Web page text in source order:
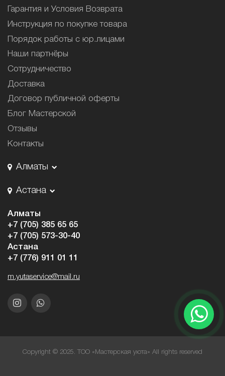
Гарантия и Условия Возврата
Инструкция по покупке товара
Порядок работы с юр.лицами
Наши партнёры
Сотрудничество
Доставка
Договор публичной оферты
Блог Мастерской
Отзывы
Контакты
Алматы
Астана
Алматы
+7 (705) 385 65 65
+7 (705) 573-30-40
Астана
+7 (776) 911 01 11
m.yutaservice@mail.ru
Copyright © 2025. ТОО «Мастерская уюта» All rights reserved